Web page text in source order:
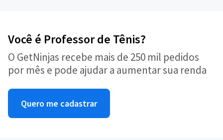
Você é Professor de Tênis?
O GetNinjas recebe mais de 250 mil pedidos
por mês e pode ajudar a aumentar sua renda
Quero me cadastrar